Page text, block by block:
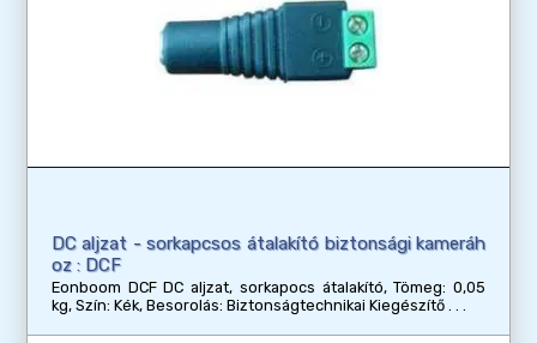
DC aljzat - sorkapcsos átalakító biztonsági kameráh
oz : DCF
Eonboom DCF DC aljzat, sorkapocs átalakító, Tömeg: 0,05
kg, Szín: Kék, Besorolás: Biztonságtechnikai Kiegészítő